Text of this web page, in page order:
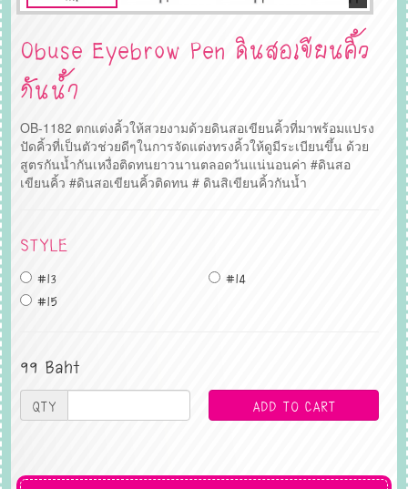
Obuse Eyebrow Pen ดินสอเขียนคิ้ว
กันน้ำ
OB-1182 ตกแต่งคิ้วให้สวยงามด้วยดินสอเขียนคิ้วที่มาพร้อมแปรง
ปัดคิ้วที่เป็นตัวช่วยดีๆในการจัดแต่งทรงคิ้วให้ดูมีระเบียนขึ้น ด้วย
สูตรกันน้ำกันเหงื่อติดทนยาวนานตลอดวันแน่นอนค่า #ดินสอ
เขียนคิ้ว #ดินสอเขียนคิ้วติดทน # ดินสิเขียนคิ้วกันน้ำ
STYLE
#13
#14
#15
99 Baht
QTY ADD TO CART